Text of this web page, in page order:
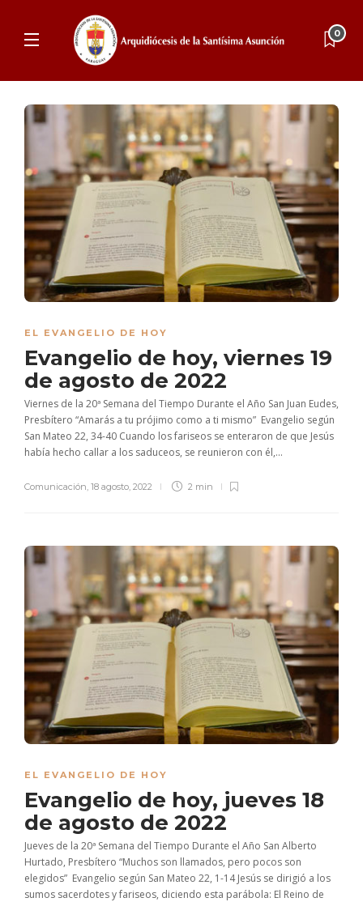
0
EL EVANGELIO DE HOY
Evangelio de hoy, viernes 19
de agosto de 2022
Viernes de la 20ª Semana del Tiempo Durante el Año San Juan Eudes,
Presbítero “Amarás a tu prójimo como a ti mismo” Evangelio según
San Mateo 22, 34-40 Cuando los fariseos se enteraron de que Jesús
había hecho callar a los saduceos, se reunieron con él,...
Comunicación, 18 agosto, 2022 2 min
EL EVANGELIO DE HOY
Evangelio de hoy, jueves 18
de agosto de 2022
Jueves de la 20ª Semana del Tiempo Durante el Año San Alberto
Hurtado, Presbítero “Muchos son llamados, pero pocos son
elegidos” Evangelio según San Mateo 22, 1-14 Jesús se dirigió a los
sumos sacerdotes y fariseos, diciendo esta parábola: El Reino de